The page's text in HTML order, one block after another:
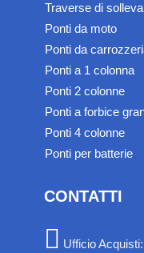
Traverse di
Ponti da moto
Ponti da
Ponti a 1 colonna
Ponti 2 colonne
Ponti a forbice
Ponti 4 colonne
Ponti per batterie
CONTATTI
Ufficio Acquisti: